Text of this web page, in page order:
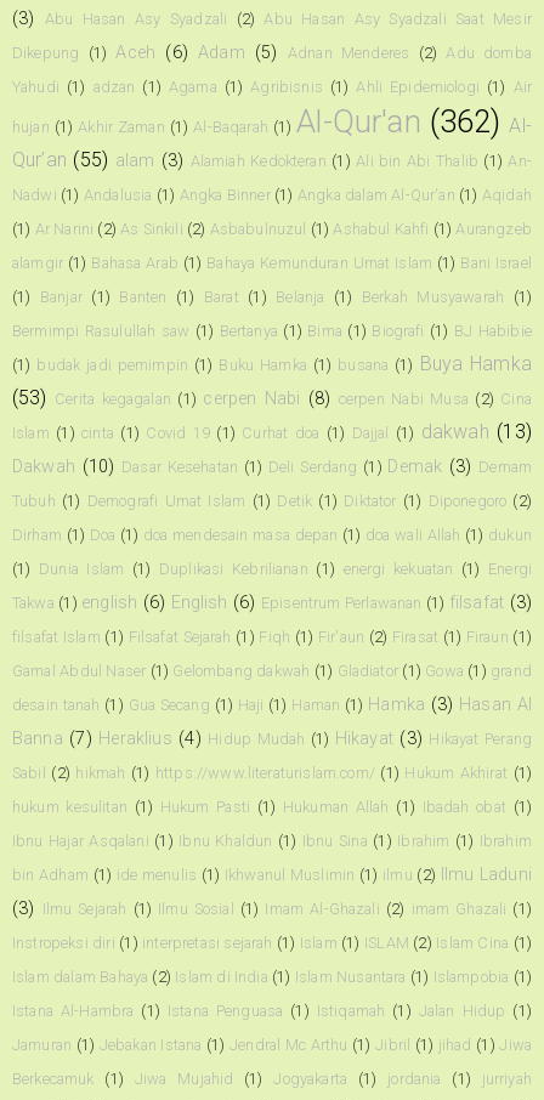
(3) Abu Hasan Asy Syadzali (2) Abu Hasan Asy Syadzali Saat Mesir
Dikepung
(1) Aceh (6) Adam (5) Adnan Menderes (2) Adu domba
Yahudi (1) adzan (1) Agama (1) Agribisnis (1) Ahli Epidemiologi (1) Air
hujan (1) Akhir Zaman (1) Al-Baqarah (1) Al-Qur'an (362) Al-
Qur’an (55) alam (3) Alamiah Kedokteran (1) Ali bin Abi Thalib (1) An-
Nadwi (1) Andalusia (1) Angka Binner (1) Angka dalam Al-Qur'an (1) Aqidah
(1) Ar Narini (2) As Sinkili (2) Asbabulnuzul (1) Ashabul Kahfi (1) Aurangzeb
alamgir (1) Bahasa Arab (1) Bahaya Kemunduran Umat Islam (1) Bani Israel
(1)
Banjar (1) Banten (1) Barat (1) Belanja (1) Berkah Musyawarah
(1)
Bermimpi Rasulullah saw (1) Bertanya (1) Bima (1) Biografi (1) BJ Habibie
(1) budak jadi pemimpin (1) Buku Hamka (1) busana (1) Buya Hamka
(53) Cerita kegagalan (1) cerpen Nabi (8) cerpen Nabi Musa (2) Cina
Islam (1) cinta (1) Covid 19 (1) Curhat doa (1) Dajjal (1) dakwah (13)
Dakwah (10) Dasar Kesehatan (1) Deli Serdang (1) Demak (3) Demam
Tubuh (1) Demografi Umat Islam (1) Detik (1) Diktator (1) Diponegoro (2)
Dirham (1) Doa (1) doa mendesain masa depan (1) doa wali Allah (1) dukun
(1) Dunia Islam (1) Duplikasi Kebrilianan (1) energi kekuatan (1) Energi
Takwa (1) english (6) English (6) Episentrum Perlawanan (1) filsafat (3)
filsafat Islam (1) Filsafat Sejarah (1) Fiqh (1) Fir'aun (2) Firasat (1) Firaun (1)
Gamal Abdul Naser (1) Gelombang dakwah (1) Gladiator (1) Gowa (1) grand
desain tanah (1) Gua Secang (1) Haji (1) Haman (1) Hamka (3) Hasan Al
Banna (7) Heraklius (4) Hidup Mudah (1) Hikayat (3) Hikayat Perang
Sabil
(2) hikmah (1) https://www.literaturislam.com/ (1) Hukum Akhirat (1)
hukum kesulitan (1) Hukum Pasti (1) Hukuman Allah (1) Ibadah obat (1)
Ibnu Hajar Asqalani (1) Ibnu Khaldun (1) Ibnu Sina (1) Ibrahim (1) Ibrahim
bin Adham (1) ide menulis (1) Ikhwanul Muslimin (1) ilmu (2)
Ilmu Laduni
(3) Ilmu Sejarah (1) Ilmu Sosial (1) Imam Al-Ghazali (2) imam Ghazali (1)
Instropeksi diri (1) interpretasi sejarah (1) Islam (1) ISLAM (2) Islam Cina (1)
Islam dalam Bahaya (2) Islam di India (1) Islam Nusantara (1) Islampobia (1)
Istana Al-Hambra (1) Istana Penguasa (1) Istiqamah (1) Jalan Hidup (1)
Jamuran (1) Jebakan Istana (1) Jendral Mc Arthu (1) Jibril (1) jihad (1) Jiwa
Berkecamuk
(1) Jiwa Mujahid (1) Jogyakarta (1) jordania (1)
jurriyah